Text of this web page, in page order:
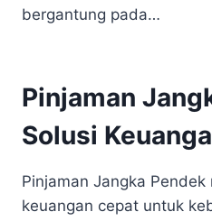
bergantung pada…
Pinjaman
Solusi
Pinjaman Jangka
keuangan cepat untuk